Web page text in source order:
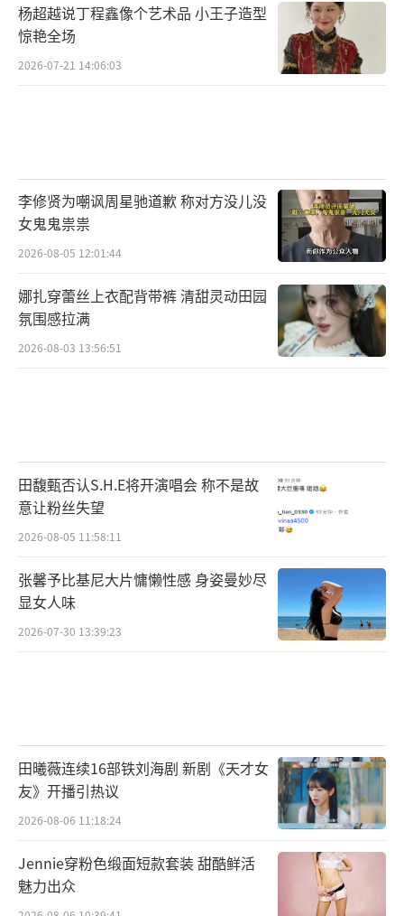
杨超越说丁程鑫像个艺术品 小王子造型
惊艳全场
2026-07-21 14:06:03
李修贤为嘲讽周星驰道歉 称对方没儿没
女鬼鬼祟祟
2026-08-05 12:01:44
娜扎穿蕾丝上衣配背带裤 清甜灵动田园
氛围感拉满
2026-08-03 13:56:51
田馥甄否认S.H.E将开演唱会 称不是故
意让粉丝失望
2026-08-05 11:58:11
张馨予比基尼大片慵懒性感 身姿曼妙尽
显女人味
2026-07-30 13:39:23
田曦薇连续16部铁刘海剧 新剧《天才女
友》开播引热议
2026-08-06 11:18:24
Jennie穿粉色缎面短款套装 甜酷鲜活
魅力出众